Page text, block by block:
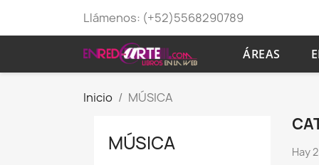
Llámenos: (+52)5568290789
ÁREAS
Inicio MÚSICA
MÚSICA Hay